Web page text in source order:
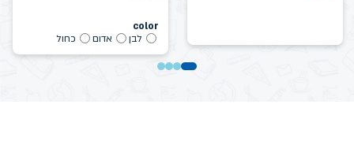
color
לבן
אדום כחול